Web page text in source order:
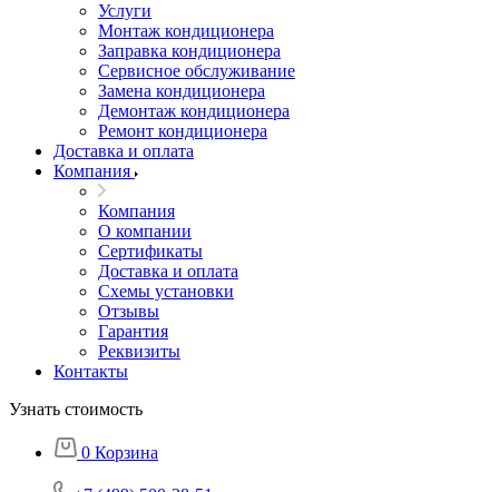
Услуги
Монтаж кондиционера
Заправка кондиционера
Сервисное обслуживание
Замена кондиционера
Демонтаж кондиционера
Ремонт кондиционера
Доставка и оплата
Компания
Компания
О компании
Сертификаты
Доставка и оплата
Схемы установки
Отзывы
Гарантия
Реквизиты
Контакты
Узнать стоимость
0 Корзина